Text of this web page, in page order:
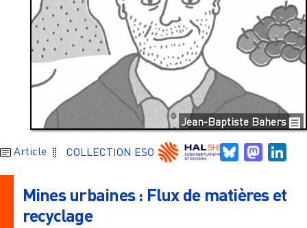
Jean-Baptiste Bahers
Article COLLECTION ESO Bluesky
Mines urbaines : Flux de matières et
recyclage